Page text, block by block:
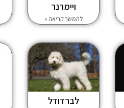
ויימרנר
להמשך קריאה »
לברדודל